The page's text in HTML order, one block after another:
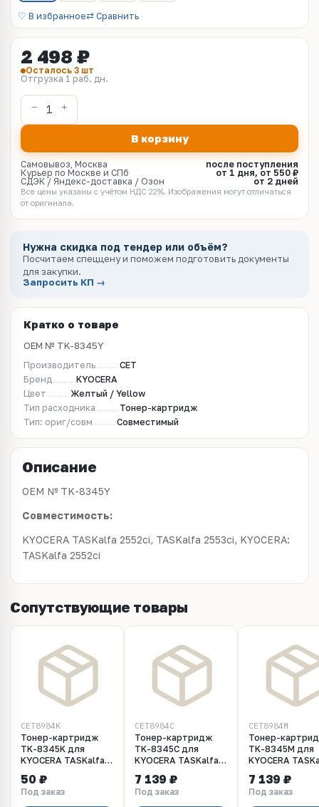
♡ В избранное⇄ Сравнить
2 498 ₽
Осталось 3 шт
Отгрузка 1 раб. дн.
В корзину
Самовывоз, Москва
после поступления
Курьер по Москве и СПб
от 1 дня, от 550 ₽
СДЭК / Яндекс-доставка / Озон
от 2 дней
Все цены указаны с учётом НДС 22%. Изображения могут отличаться
от оригинала.
Нужна скидка под тендер или объём?
Посчитаем спеццену и поможем подготовить документы
для закупки.
Запросить КП →
Кратко о товаре
OEM № TK-8345Y
Производитель
CET
Бренд
KYOCERA
Цвет
Желтый / Yellow
Тип расходника
Тонер-картридж
Тип: ориг/совм
Совместимый
Описание
OEM № TK-8345Y
Совместимость:
KYOCERA TASKalfa 2552ci, TASKalfa 2553ci, KYOCERA:
TASKalfa 2552ci
Сопутствующие товары
CET8984K
Тонер-картридж
TK-8345K для
KYOCERA TASKalfa
300г, 20000 стр.,
CET8984K
50 ₽
Под заказ
CET8984C
Тонер-картридж
TK-8345C для
KYOCERA TASKalfa
160г, 12000 стр.,
CET8984C
7 139 ₽
Под заказ
CET8984M
Тонер-
TK-8345M для
KYOCERA
Magenta, 160г,
12000 стр.,
7 139 ₽
Под заказ